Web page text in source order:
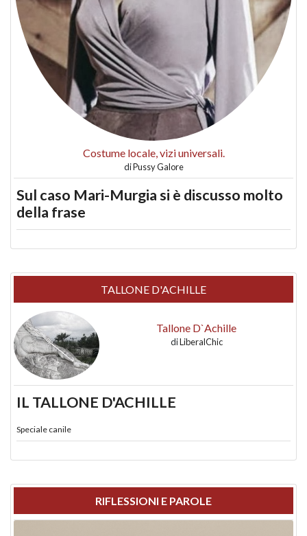
Costume locale, vizi universali.
diPussy Galore
Sul caso Mari-Murgia si è discusso molto
della frase
TALLONE D'ACHILLE
Tallone D`Achille
diLiberalChic
IL TALLONE D'ACHILLE
Speciale canile
RIFLESSIONI E PAROLE